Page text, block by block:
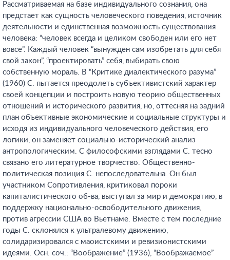
Рассматриваемая на базе индивидуального сознания, она
предстает как сущность человеческого поведения, источник
деятельности и единственная возможность существования
человека: “человек всегда и целиком свободен или его нет
вовсе”. Каждый человек “вынужден сам изобретать для себя
свой закон”, “проектировать” себя, выбирать свою
собственную мораль. В “Критике диалектического разума”
(1960) С. пытается преодолеть субъективистский характер
своей концепции и построить новую теорию общественных
отношений и исторического развития, но, оттесняя на задний
план объективные экономические и социальные структуры и
исходя из индивидуального человеческого действия, его
логики, он заменяет социально-исторический анализ
антропологическим. С философскими взглядами С. тесно
связано его литературное творчество. Общественно-
политическая позиция С. непоследовательна. Он был
участником Сопротивления, критиковал пороки
капиталистического об-ва, выступал за мир и демократию, в
поддержку национально-освободительного движения,
против агрессии США во Вьетнаме. Вместе с тем последние
годы С. склонялся к ультралевому движению,
солидаризировался с маоистскими и ревизионистскими
идеями. Осн. соч.: “Воображение” (1936), “Воображаемое”